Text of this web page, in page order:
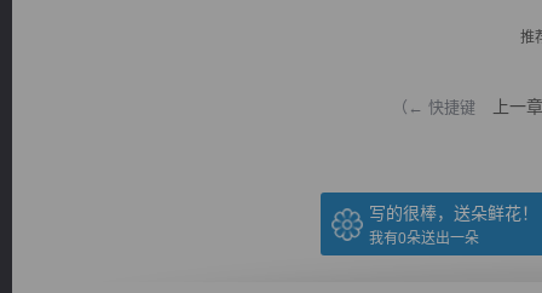
推
（← 快捷键 上一章
写的很棒，送朵鲜花！
我有0朵送出一朵